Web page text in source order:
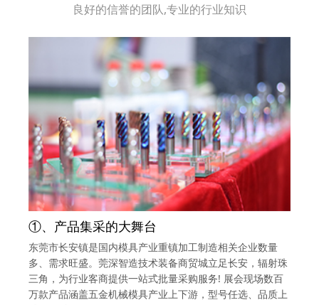
良好的信誉的团队,专业的行业知识
①、产品集采的大舞台
东莞市长安镇是国内模具产业重镇加工制造相关企业数量
多、需求旺盛。莞深智造技术装备商贸城立足长安，辐射珠
三角，为行业客商提供一站式批量采购服务! 展会现场数百
万款产品涵盖五金机械模具产业上下游，型号任选、品质上